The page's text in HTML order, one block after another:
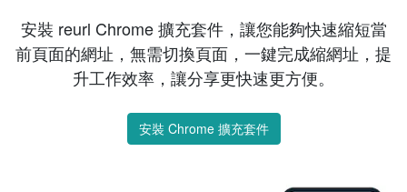
安裝 reurl Chrome 擴充套件，讓您能夠快速縮短當
前頁面的網址，無需切換頁面，一鍵完成縮網址，提
升工作效率，讓分享更快速更方便。
安裝 Chrome 擴充套件